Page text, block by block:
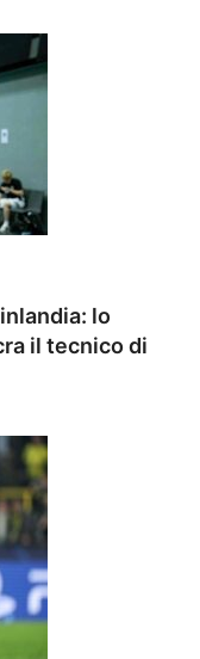
lo
il tecnico di